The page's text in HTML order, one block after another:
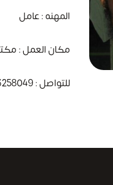
المهنه : عامل
مكان العمل :
للتواصل : 0173258049